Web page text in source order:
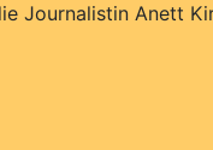
Journalistin Anett